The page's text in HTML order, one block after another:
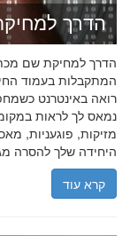
הדרך
הדרך למחיקת שם
המתקבלות בעמוד
רואה באינטרנט
נמאס לך לראות
מזיקות, פוגעניות,
היחידה שלך להסרה
קרא עוד